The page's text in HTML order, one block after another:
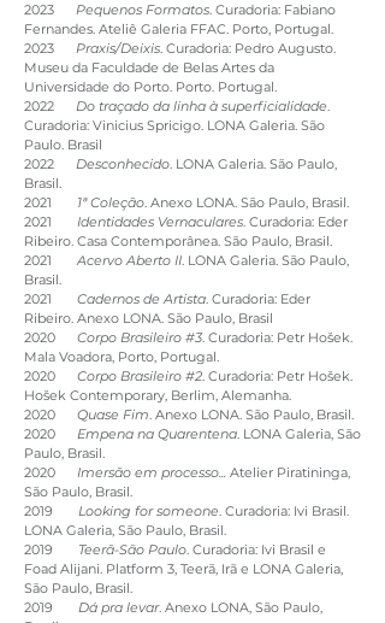
2023 Pequenos Formatos. Curadoria: Fabiano
Fernandes. Ateliê Galeria FFAC. Porto, Portugal.
2023 Praxis/Deixis. Curadoria: Pedro Augusto.
Museu da Faculdade de Belas Artes da
Universidade do Porto. Porto. Portugal.
2022 Do traçado da linha à superficialidade.
Curadoria: Vinicius Spricigo. LONA Galeria. São
Paulo. Brasil
2022 Desconhecido. LONA Galeria. São Paulo,
Brasil.
2021 1ª Coleção. Anexo LONA. São Paulo, Brasil.
2021 Identidades Vernaculares. Curadoria: Eder
Ribeiro. Casa Contemporânea. São Paulo, Brasil.
2021Acervo Aberto II. LONA Galeria. São Paulo,
Brasil.
2021 Cadernos de Artista. Curadoria: Eder
Ribeiro. Anexo LONA. São Paulo, Brasil
2020 Corpo Brasileiro #3. Curadoria: Petr Hošek.
Mala Voadora, Porto, Portugal.
2020 Corpo Brasileiro #2. Curadoria: Petr Hošek.
Hošek Contemporary, Berlim, Alemanha.
2020 Quase Fim. Anexo LONA. São Paulo, Brasil.
2020 Empena na Quarentena. LONA Galeria, São
Paulo, Brasil.
2020 Imersão em processo... Atelier Piratininga,
São Paulo, Brasil.
2019 Looking for someone. Curadoria: Ivi Brasil.
LONA Galeria, São Paulo, Brasil.
2019 Teerã-São Paulo. Curadoria: Ivi Brasil e
Foad Alijani. Platform 3, Teerã, Irã e LONA Galeria,
São Paulo, Brasil.
2019 Dá pra levar. Anexo LONA, São Paulo,